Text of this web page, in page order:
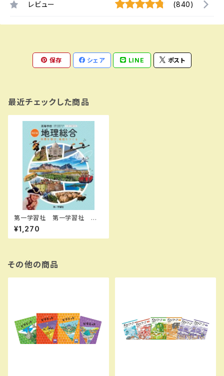
レビュー (840)
保存 シェア LINE ポスト
最近チェックした商品
第一学習社 第一学習社 高
校教科書 高等学校 改訂版 地
理総合［教番：地総183-901］
新品 ISBN：97848040313
¥1,270
その他の商品